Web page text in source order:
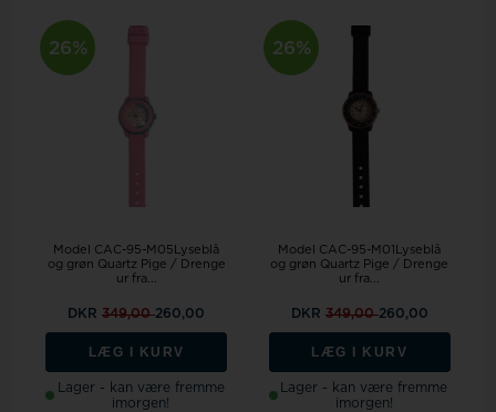
26%
Model CAC-95-M05Lyseblå
og grøn Quartz Pige / Drenge
ur fra...
DKR349,00260,00
LÆG I KURV
Lager - kan være fremme
imorgen!
26%
Model CAC-95-M01Lyseblå
og grøn Quartz Pige / Drenge
ur fra...
DKR 349,00260,00
LÆG I KURV
Lager - kan være fremme
imorgen!